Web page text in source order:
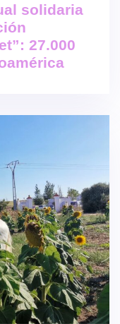
solidaria
27.000